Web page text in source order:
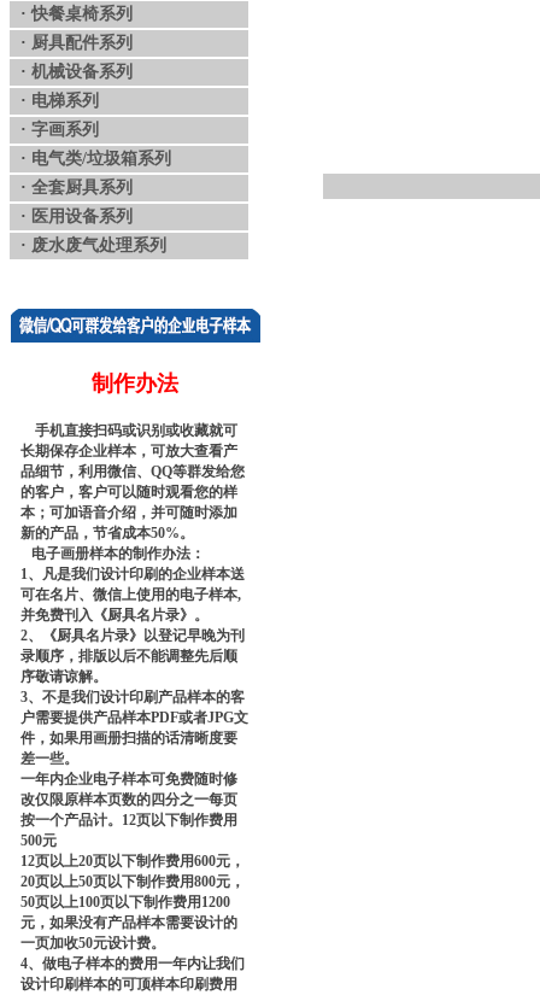
· 快餐桌椅系列
· 厨具配件系列
· 机械设备系列
· 电梯系列
· 字画系列
· 电气类/垃圾箱系列
· 全套厨具系列
· 医用设备系列
· 废水废气处理系列
制作办法
手机直接扫码或识别或收藏就可
长期保存企业样本，可放大查看产
品细节，利用微信、QQ等群发给您
的客户，客户可以随时观看您的样
本；可加语音介绍，并可随时添加
新的产品，节省成本50%。
电子画册样本的制作办法：
1、凡是我们设计印刷的企业样本送
可在名片、微信上使用的电子样本,
并免费刊入《厨具名片录》。
2、《厨具名片录》以登记早晚为刊
录顺序，排版以后不能调整先后顺
序敬请谅解。
3、不是我们设计印刷产品样本的客
户需要提供产品样本PDF或者JPG文
件，如果用画册扫描的话清晰度要
差一些。
一年内企业电子样本可免费随时修
改仅限原样本页数的四分之一每页
按一个产品计。12页以下制作费用
500元
12页以上20页以下制作费用600元，
20页以上50页以下制作费用800元，
50页以上100页以下制作费用1200
元，如果没有产品样本需要设计的
一页加收50元设计费。
4、做电子样本的费用一年内让我们
设计印刷样本的可顶样本印刷费用